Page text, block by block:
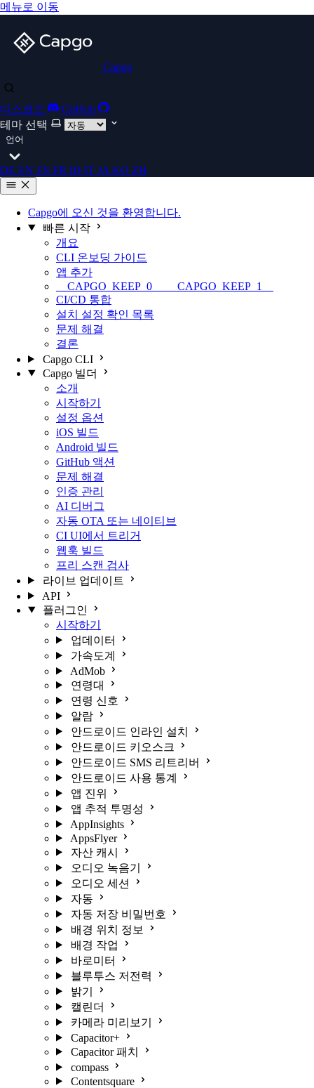
메뉴로 이동
Capgo
디스코드
GitHub
테마 선택
언어
DE EN ES FR ID IT JA KO ZH
Capgo에 오신 것을 환영합니다.
빠른 시작
개요
CLI 온보딩 가이드
앱 추가
__CAPGO_KEEP_0__ __CAPGO_KEEP_1__
CI/CD 통합
설치 설정 확인 목록
문제 해결
결론
Capgo CLI
Capgo 빌더
소개
시작하기
설정 옵션
iOS 빌드
Android 빌드
GitHub 액션
문제 해결
인증 관리
AI 디버그
자동 OTA 또는 네이티브
CI UI에서 트리거
웹훅 빌드
프리 스캔 검사
라이브 업데이트
API
플러그인
시작하기
업데이터
가속도계
AdMob
연령대
연령 신호
알람
안드로이드 인라인 설치
안드로이드 키오스크
안드로이드 SMS 리트리버
안드로이드 사용 통계
앱 진위
앱 추적 투명성
AppInsights
AppsFlyer
자산 캐시
오디오 녹음기
오디오 세션
자동
자동 저장 비밀번호
배경 위치 정보
배경 작업
바로미터
블루투스 저전력
밝기
캘린더
카메라 미리보기
Capacitor+
Capacitor 패치
compass
Contentsquare